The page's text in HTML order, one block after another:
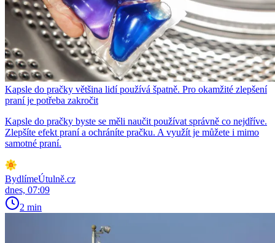
Kapsle do pračky většina lidí používá špatně. Pro okamžité zlepšení
praní je potřeba zakročit
Kapsle do pračky byste se měli naučit používat správně co nejdříve.
Zlepšíte efekt praní a ochráníte pračku. A využít je můžete i mimo
samotné praní.
BydlímeÚtulně.cz
dnes, 07:09
2 min